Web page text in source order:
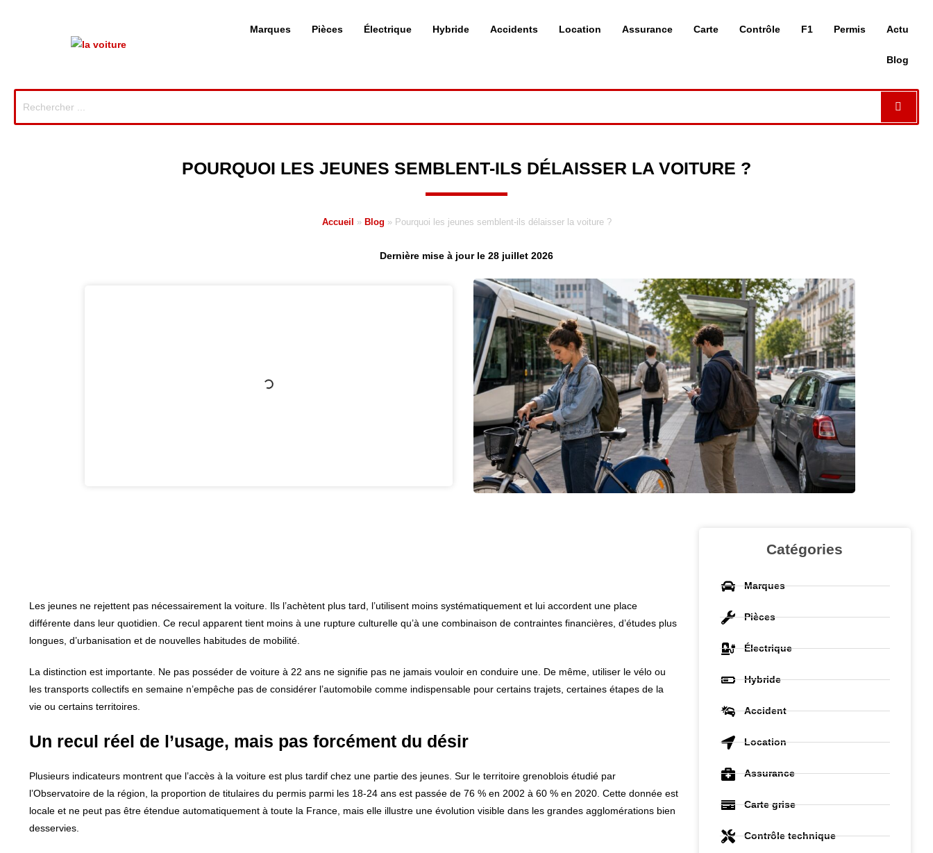
Marques Pièces Électrique Hybride Accidents Location Assurance Carte Contrôle F1 Permis Actu
Blog
POURQUOI LES JEUNES SEMBLENT-ILS DÉLAISSER LA VOITURE ?
Accueil » Blog » Pourquoi les jeunes semblent-ils délaisser la voiture ?
Dernière mise à jour le 28 juillet 2026
Les jeunes ne rejettent pas nécessairement la voiture. Ils l’achètent plus tard, l’utilisent moins systématiquement et lui accordent une place
différente dans leur quotidien. Ce recul apparent tient moins à une rupture culturelle qu’à une combinaison de contraintes financières, d’études plus
longues, d’urbanisation et de nouvelles habitudes de mobilité.
La distinction est importante. Ne pas posséder de voiture à 22 ans ne signifie pas ne jamais vouloir en conduire une. De même, utiliser le vélo ou
les transports collectifs en semaine n’empêche pas de considérer l’automobile comme indispensable pour certains trajets, certaines étapes de la
vie ou certains territoires.
Un recul réel de l’usage, mais pas forcément du désir
Plusieurs indicateurs montrent que l’accès à la voiture est plus tardif chez une partie des jeunes. Sur le territoire grenoblois étudié par
l’Observatoire de la région, la proportion de titulaires du permis parmi les 18-24 ans est passée de 76 % en 2002 à 60 % en 2020. Cette donnée est
locale et ne peut pas être étendue automatiquement à toute la France, mais elle illustre une évolution visible dans les grandes agglomérations bien
desservies.
Catégories
Marques
Pièces
Électrique
Hybride
Accident
Location
Assurance
Carte grise
Contrôle technique